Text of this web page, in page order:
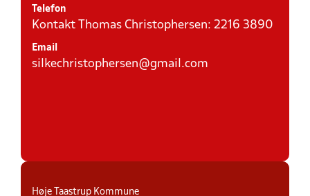
Telefon
Kontakt Thomas Christophersen: 2216 3890
Email
silkechristophersen@gmail.com
Høje Taastrup Kommune